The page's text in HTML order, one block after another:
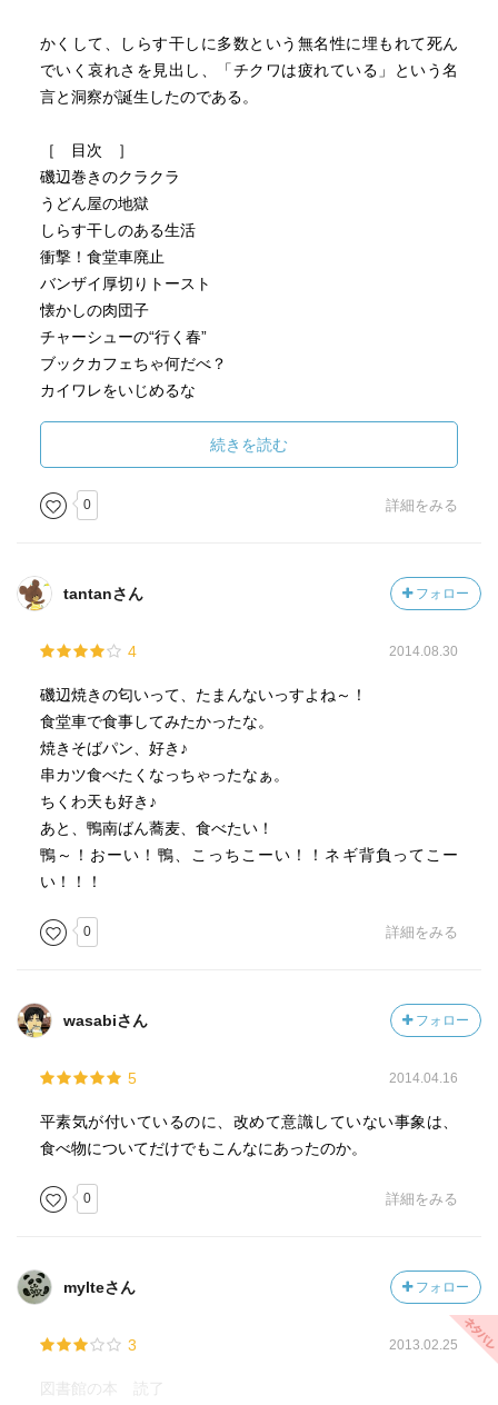
かくして、しらす干しに多数という無名性に埋もれて死ん
でいく哀れさを見出し、「チクワは疲れている」という名
言と洞察が誕生したのである。
［ 目次 ］
磯辺巻きのクラクラ
うどん屋の地獄
しらす干しのある生活
衝撃！食堂車廃止
バンザイ厚切りトースト
懐かしの肉団子
チャーシューの“行く春”
ブックカフェちゃ何だべ？
カイワレをいじめるな
［ ＰＯＰ ］
☆☆☆☆☆☆☆ おすすめ度
☆☆☆☆☆☆☆ ストーリー
☆☆☆☆☆☆☆ メッセージ性
☆☆☆☆☆☆☆ 冒険性
☆☆☆☆☆☆☆ 読後の個人的な満足度
共感度（空振り三振・一部・参った！）
［ 参考となる書評 ］
続きを読む
0 詳細をみる
tantanさん フォロー
4 2014.08.30
磯辺焼きの匂いって、たまんないっすよね～！
食堂車で食事してみたかったな。
焼きそばパン、好き♪
串カツ食べたくなっちゃったなぁ。
ちくわ天も好き♪
あと、鴨南ばん蕎麦、食べたい！
鴨～！おーい！鴨、こっちこーい！！ネギ背負ってこー
い！！！
0 詳細をみる
wasabiさん フォロー
5 2014.04.16
平素気が付いているのに、改めて意識していない事象は、
食べ物についてだけでもこんなにあったのか。
0 詳細をみる
mylteさん フォロー
3 2013.02.25
図書館の本 読了